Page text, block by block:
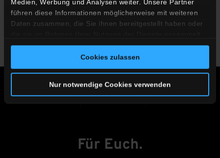
Medien, Werbung und Analysen weiter. Unsere Partner
führen diese Informationen möglicherweise mit weiteren
Daten zusammen, die Sie ihnen bereitgestellt haben oder
haben.
Cookies zulassen
Nur notwendige Cookies verwenden
Für Euch.